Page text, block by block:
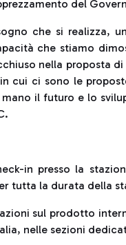
del
che si realizza,
che stiamo
nella proposta
cui ci sono le
il futuro e lo
in presso la
tutta la durata della
sul prodotto
nelle sezioni